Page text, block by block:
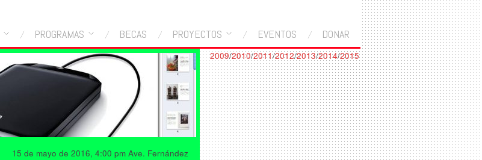
PROGRAMAS BECAS PROYECTOS EVENTOS DONAR
15 de mayo de 2016, 4:00 pm Ave. Fernández
2009/2010/2011/2012/2013/2014/2015